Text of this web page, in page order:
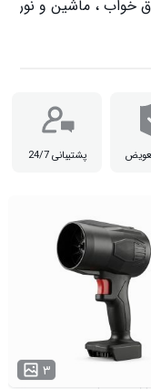
خواب ، ماشین و
پشتیبانی 24/7
۳